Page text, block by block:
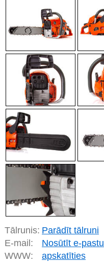
Tālrunis: Parādīt tālruni
E-mail:
Nosūtīt e-pastu
WWW:
apskatīties